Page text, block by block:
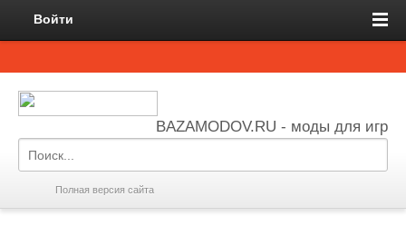
Войти
BAZAMODOV.RU - моды для игр
Полная версия сайта